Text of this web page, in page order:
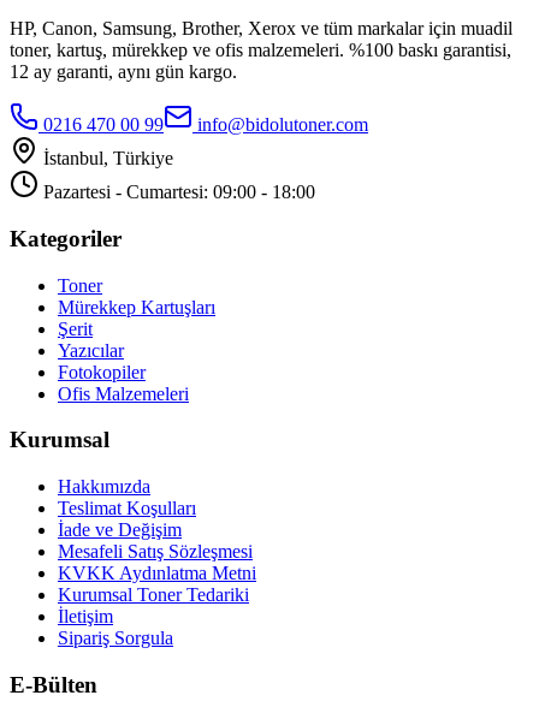
HP, Canon, Samsung, Brother, Xerox ve tüm markalar için muadil
toner, kartuş, mürekkep ve ofis malzemeleri. %100 baskı garantisi,
12 ay garanti, aynı gün kargo.
0216 470 00 99
info@bidolutoner.com
İstanbul, Türkiye
Pazartesi - Cumartesi: 09:00 - 18:00
Kategoriler
Toner
Mürekkep Kartuşları
Şerit
Yazıcılar
Fotokopiler
Ofis Malzemeleri
Kurumsal
Hakkımızda
Teslimat Koşulları
İade ve Değişim
Mesafeli Satış Sözleşmesi
KVKK Aydınlatma Metni
Kurumsal Toner Tedariki
İletişim
Sipariş Sorgula
E-Bülten